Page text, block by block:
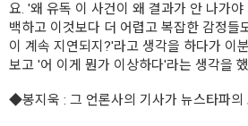
요. '왜 유독 이 사건이 왜 결과가 안 나가
백하고 이것보다 더 어렵고 복잡한 감정들
이 계속 지연되지?'라고 생각을 하다가 이
보고 '어 이게 뭔가 이상하다'라는 생각을
◆봉지욱 : 그 언론사의 기사가 뉴스타파의